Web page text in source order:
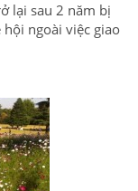
lại sau 2 năm bị
ngoài việc giao